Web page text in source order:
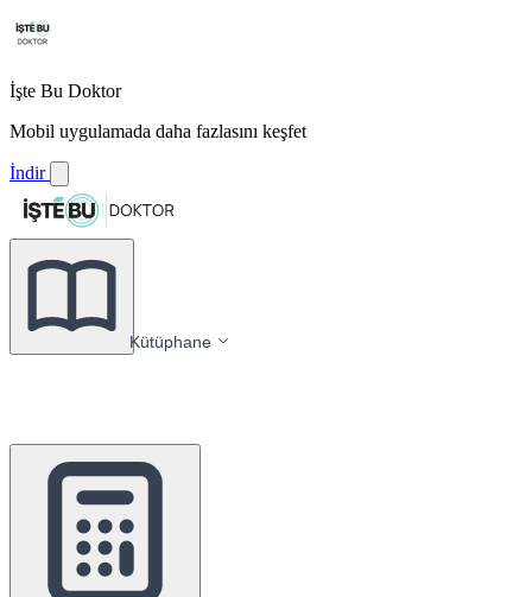
İşte Bu Doktor
Mobil uygulamada daha fazlasını keşfet
İndir
Kütüphane